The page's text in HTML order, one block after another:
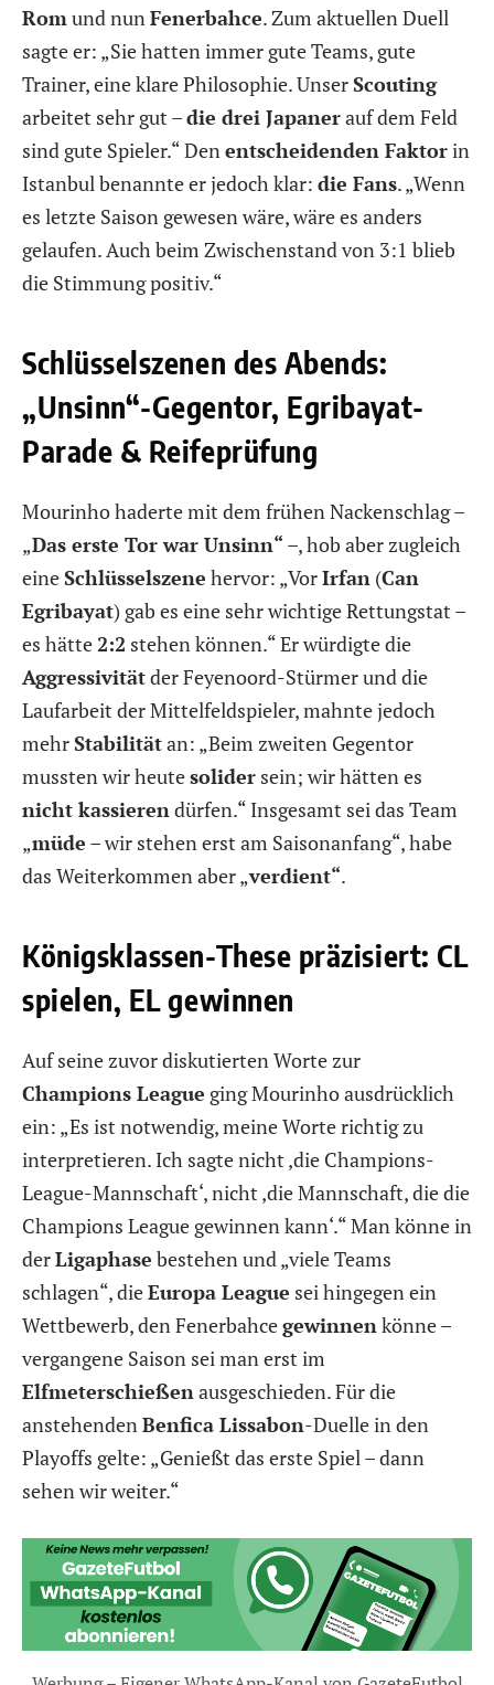
Romund nunFenerbahce. Zum aktuellen Duell
sagte er: „Sie hatten immer gute Teams, gute
Trainer, eine klare Philosophie. UnserScouting
arbeitet sehr gut –die drei Japanerauf dem Feld
sind gute Spieler.“ Denentscheidenden Faktorin
Istanbul benannte er jedoch klar: die Fans. „Wenn
es letzte Saison gewesen wäre, wäre es anders
gelaufen. Auch beim Zwischenstand von 3:1 blieb
die Stimmung positiv.“
Schlüsselszenen des Abends:
„Unsinn“-Gegentor, Egribayat-
Parade & Reifeprüfung
Mourinho haderte mit dem frühen Nackenschlag –
„Das erste Tor war Unsinn“ –, hob aber zugleich
eineSchlüsselszene hervor: „VorIrfan (Can
Egribayat) gab es eine sehr wichtige Rettungstat –
es hätte2:2 stehen können.“ Er würdigte die
Aggressivitätder Feyenoord-Stürmer und die
Laufarbeit der Mittelfeldspieler, mahnte jedoch
mehrStabilitätan: „Beim zweiten Gegentor
mussten wir heutesolider sein; wir hätten es
nicht kassierendürfen.“ Insgesamt sei das Team
„müde – wir stehen erst am Saisonanfang“, habe
das Weiterkommen aber „verdient“.
Königsklassen-These präzisiert: CL
spielen, EL gewinnen
Auf seine zuvor diskutierten Worte zur
Champions League ging Mourinho ausdrücklich
ein: „Es ist notwendig, meine Worte richtig zu
interpretieren. Ich sagte nicht ‚die Champions-
League-Mannschaft‘, nicht ‚die Mannschaft, die die
Champions League gewinnen kann‘.“ Man könne in
derLigaphase bestehen und „viele Teams
schlagen“, dieEuropa League sei hingegen ein
Wettbewerb, den Fenerbahcegewinnenkönne –
vergangene Saison sei man erst im
Elfmeterschießenausgeschieden. Für die
anstehendenBenfica Lissabon-Duelle in den
Playoffs gelte: „Genießt das erste Spiel – dann
sehen wir weiter.“